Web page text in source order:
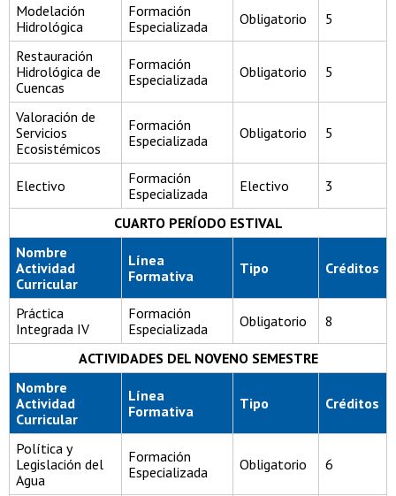
Modelación
Hidrológica
Formación
Especializada
Obligatorio 5
Restauración
Hidrológica de
Cuencas
Formación
Especializada
Obligatorio 5
Valoración de
Servicios
Ecosistémicos
Formación
Especializada
Obligatorio 5
Electivo
Formación
Especializada
Electivo 3
CUARTO PERÍODO ESTIVAL
Nombre
Actividad
Curricular
Línea
Formativa
Tipo Créditos
Práctica
Integrada IV
Formación
Especializada
Obligatorio 8
ACTIVIDADES DEL NOVENO SEMESTRE
Nombre
Actividad
Curricular
Línea
Formativa
Tipo Créditos
Política y
Legislación del
Agua
Formación
Especializada
Obligatorio 6